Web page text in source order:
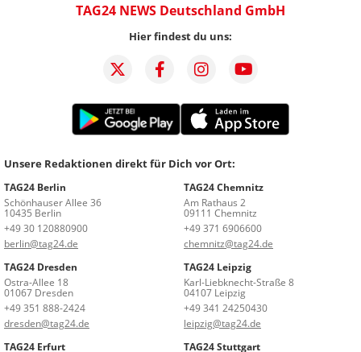
TAG24 NEWS Deutschland GmbH
Hier findest du uns:
Unsere Redaktionen direkt für Dich vor Ort:
TAG24 Berlin
Schönhauser Allee 36
10435 Berlin
+49 30 120880900
berlin@tag24.de
TAG24 Chemnitz
Am Rathaus 2
09111 Chemnitz
+49 371 6906600
chemnitz@tag24.de
TAG24 Dresden
Ostra-Allee 18
01067 Dresden
+49 351 888-2424
dresden@tag24.de
TAG24 Leipzig
Karl-Liebknecht-Straße 8
04107 Leipzig
+49 341 24250430
leipzig@tag24.de
TAG24 Erfurt
TAG24 Stuttgart